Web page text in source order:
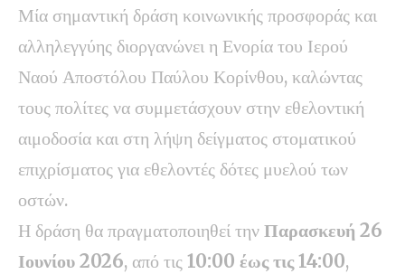
Μία σημαντική δράση κοινωνικής προσφοράς και
αλληλεγγύης διοργανώνει η Ενορία του Ιερού
Ναού Αποστόλου Παύλου Κορίνθου, καλώντας
τους πολίτες να συμμετάσχουν στην εθελοντική
αιμοδοσία και στη λήψη δείγματος στοματικού
επιχρίσματος για εθελοντές δότες μυελού των
οστών.
Η δράση θα πραγματοποιηθεί την Παρασκευή 26
Ιουνίου 2026, από τις 10:00 έως τις 14:00,